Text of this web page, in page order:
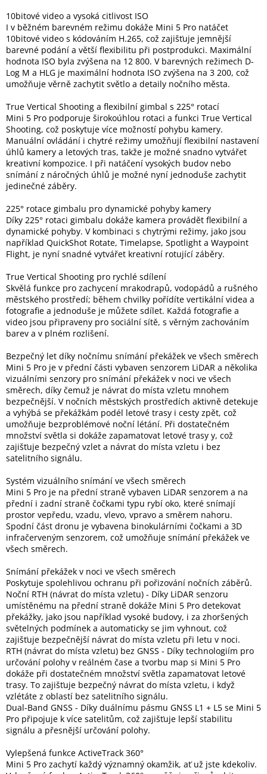
10bitové video a vysoká citlivost ISO
I v běžném barevném režimu dokáže Mini 5 Pro natáčet
10bitové video s kódováním H.265, což zajišťuje jemnější
barevné podání a větší flexibilitu při postprodukci. Maximální
hodnota ISO byla zvýšena na 12 800. V barevných režimech D-
Log M a HLG je maximální hodnota ISO zvýšena na 3 200, což
umožňuje věrně zachytit světlo a detaily nočního města.
True Vertical Shooting a flexibilní gimbal s 225° rotací
Mini 5 Pro podporuje širokoúhlou rotaci a funkci True Vertical
Shooting, což poskytuje více možností pohybu kamery.
Manuální ovládání i chytré režimy umožňují flexibilní nastavení
úhlů kamery a letových tras, takže je možné snadno vytvářet
kreativní kompozice. I při natáčení vysokých budov nebo
snímání z náročných úhlů je možné nyní jednoduše zachytit
jedinečné záběry.
225° rotace gimbalu pro dynamické pohyby kamery
Díky 225° rotaci gimbalu dokáže kamera provádět flexibilní a
dynamické pohyby. V kombinaci s chytrými režimy, jako jsou
například QuickShot Rotate, Timelapse, Spotlight a Waypoint
Flight, je nyní snadné vytvářet kreativní rotující záběry.
True Vertical Shooting pro rychlé sdílení
Skvělá funkce pro zachycení mrakodrapů, vodopádů a rušného
městského prostředí; během chvilky pořídíte vertikální videa a
fotografie a jednoduše je můžete sdílet. Každá fotografie a
video jsou připraveny pro sociální sítě, s věrným zachováním
barev a v plném rozlišení.
Bezpečný let díky nočnímu snímání překážek ve všech směrech
Mini 5 Pro je v přední části vybaven senzorem LiDAR a několika
vizuálními senzory pro snímání překážek v noci ve všech
směrech, díky čemuž je návrat do místa vzletu mnohem
bezpečnější. V nočních městských prostředích aktivně detekuje
a vyhýbá se překážkám podél letové trasy i cesty zpět, což
umožňuje bezproblémové noční létání. Při dostatečném
množství světla si dokáže zapamatovat letové trasy y, což
zajišťuje bezpečný vzlet a návrat do místa vzletu i bez
satelitního signálu.
Systém vizuálního snímání ve všech směrech
Mini 5 Pro je na přední straně vybaven LiDAR senzorem a na
přední i zadní straně čočkami typu rybí oko, které snímají
prostor vepředu, vzadu, vlevo, vpravo a směrem nahoru.
Spodní část dronu je vybavena binokulárními čočkami a 3D
infračerveným senzorem, což umožňuje snímání překážek ve
všech směrech.
Snímání překážek v noci ve všech směrech
Poskytuje spolehlivou ochranu při pořizování nočních záběrů.
Noční RTH (návrat do místa vzletu) - Díky LiDAR senzoru
umístěnému na přední straně dokáže Mini 5 Pro detekovat
překážky, jako jsou například vysoké budovy, i za zhoršených
světelných podmínek a automaticky se jim vyhnout, což
zajišťuje bezpečnější návrat do místa vzletu při letu v noci.
RTH (návrat do místa vzletu) bez GNSS - Díky technologiím pro
určování polohy v reálném čase a tvorbu map si Mini 5 Pro
dokáže při dostatečném množství světla zapamatovat letové
trasy. To zajišťuje bezpečný návrat do místa vzletu, i když
vzlétáte z oblastí bez satelitního signálu.
Dual-Band GNSS - Díky duálnímu pásmu GNSS L1 + L5 se Mini 5
Pro připojuje k více satelitům, což zajišťuje lepší stabilitu
signálu a přesnější určování polohy.
Vylepšená funkce ActiveTrack 360°
Mini 5 Pro zachytí každý významný okamžik, ať už jste kdekoliv.